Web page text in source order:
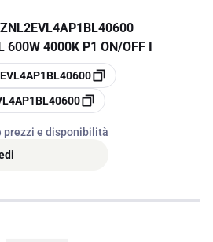
600W 4000K P1 ON/OFF I
prezzi e disponibilità